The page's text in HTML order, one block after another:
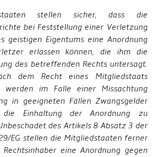
stellen sicher, dass die
bei Feststellung einer Verletzung
geistigen Eigentums eine Anordnung
erlassen können, die ihm die
des betreffenden Rechts untersagt.
dem Recht eines Mitgliedstaats
werden im Falle einer Missachtung
in geeigneten Fällen Zwangsgelder
Einhaltung der Anordnung zu
des Artikels 8 Absatz 3 der
EG stellen die Mitgliedstaaten ferner
eine Anordnung gegen